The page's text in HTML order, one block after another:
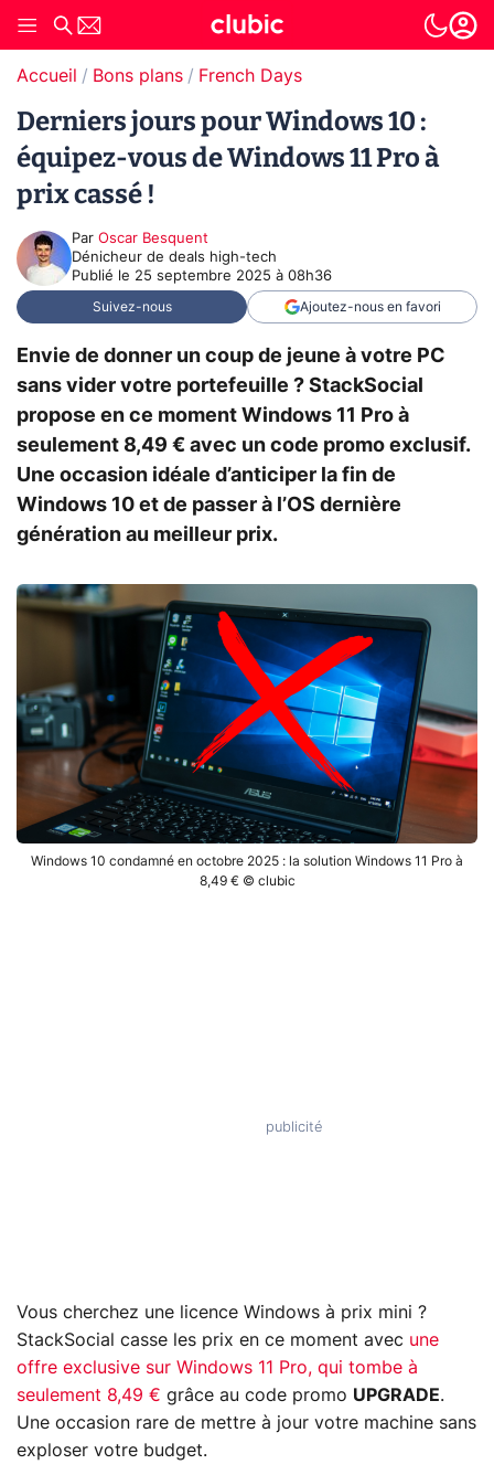
Accueil Bons plans French Days
Derniers jours pour Windows 10 :
équipez-vous de Windows 11 Pro à
prix cassé !
Par Oscar Besquent
Dénicheur de deals high-tech
Publié le 25 septembre 2025 à 08h36
Suivez-nous Ajoutez-nous en favori
Envie de donner un coup de jeune à votre PC
sans vider votre portefeuille ? StackSocial
propose en ce moment Windows 11 Pro à
seulement 8,49 € avec un code promo exclusif.
Une occasion idéale d’anticiper la fin de
Windows 10 et de passer à l’OS dernière
génération au meilleur prix.
Windows 10 condamné en octobre 2025 : la solution Windows 11 Pro à
8,49 € © clubic
Vous cherchez une licence Windows à prix mini ?
StackSocial casse les prix en ce moment avec une
offre exclusive sur Windows 11 Pro, qui tombe à
seulement 8,49 € grâce au code promo UPGRADE.
Une occasion rare de mettre à jour votre machine sans
exploser votre budget.